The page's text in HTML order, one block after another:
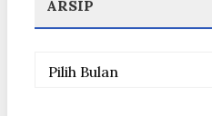
ARSIP
Arsip